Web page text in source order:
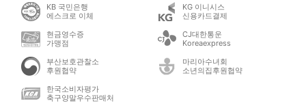
KB 국민은행
에스크로 이체
KG 이니시스
신용카드결제
현금영수증
가맹점
CJ대한통운
Koreaexpress
부산보호관찰소
후원협약
마리아수녀회
소년의집후원협약
한국소비자평가
축구양말우수판매처